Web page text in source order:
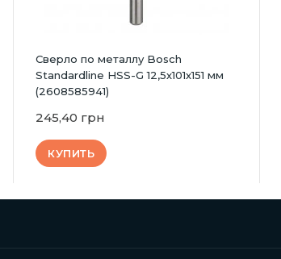
Сверло по металлу Bosch
Standardline HSS-G 12,5х101х151 мм
(2608585941)
245,40 грн
КУПИТЬ